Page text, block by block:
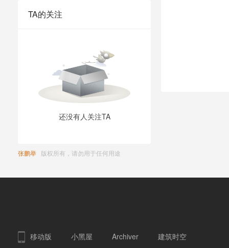
TA的关注
还没有人关注TA
张鹏举 版权所有，请勿用于任何用途
移动版 小黑屋 Archiver 建筑时空